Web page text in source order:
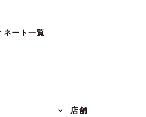
ネート一覧
店舗